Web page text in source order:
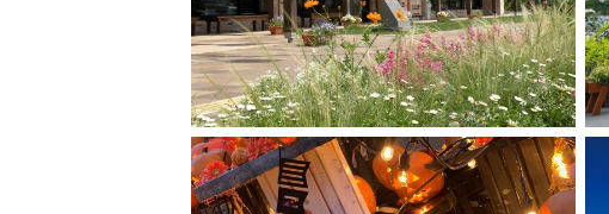
-------------------------------------------------------
■ふるさと納税制度・使い道に関するお問い合わ
北海道恵庭市 企画振興部 企画課
電話番号:0123-33-3131 FAX番号：0123-33-
■お申込み・送付書類・返礼品・ワンストップ申
〒061-1444
北海道恵庭市京町56-1 MY恵庭ビル507